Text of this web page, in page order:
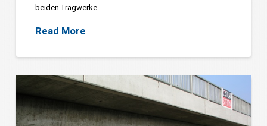
beiden Tragwerke …
Read More